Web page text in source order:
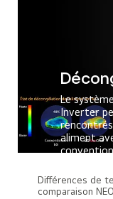
Le
Inverter
aliment
aliments
en
Différences de
comparaison